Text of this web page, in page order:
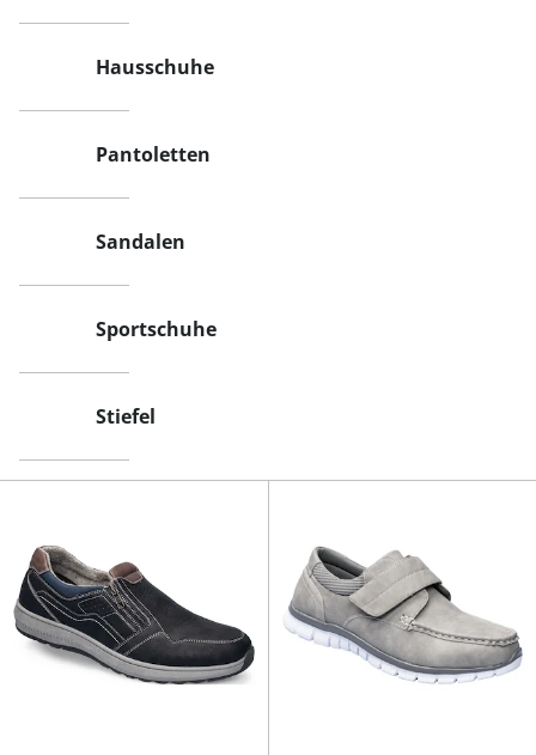
Hausschuhe
Pantoletten
Sandalen
Sportschuhe
Stiefel